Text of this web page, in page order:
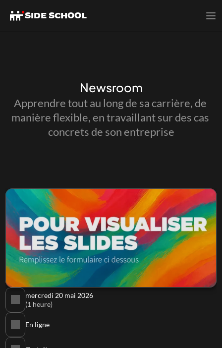
Newsroom
Apprendre tout au long de sa carrière, de
manière flexible, en travaillant sur des cas
concrets de son entreprise
mercredi 20 mai 2026
(1 heure)
En ligne
SIDE SCHOOL
SIDE SCHOOL